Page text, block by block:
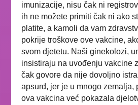
imunizacije, nisu čak ni
ih ne možete primiti čak ni ako
platite, a kamoli da vam
pokrije troškove ove vakcine,
svom djetetu. Naši ginekolozi,
insistiraju na uvođenju vakcine
čak govore da nije dovoljno
apsurd, jer je u mnogo zemalja,
ova vakcina već pokazala